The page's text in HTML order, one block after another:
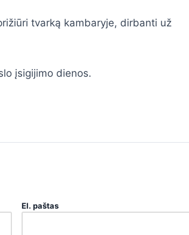
tvarką kambaryje, dirbanti už
įsigijimo dienos.
El. paštas